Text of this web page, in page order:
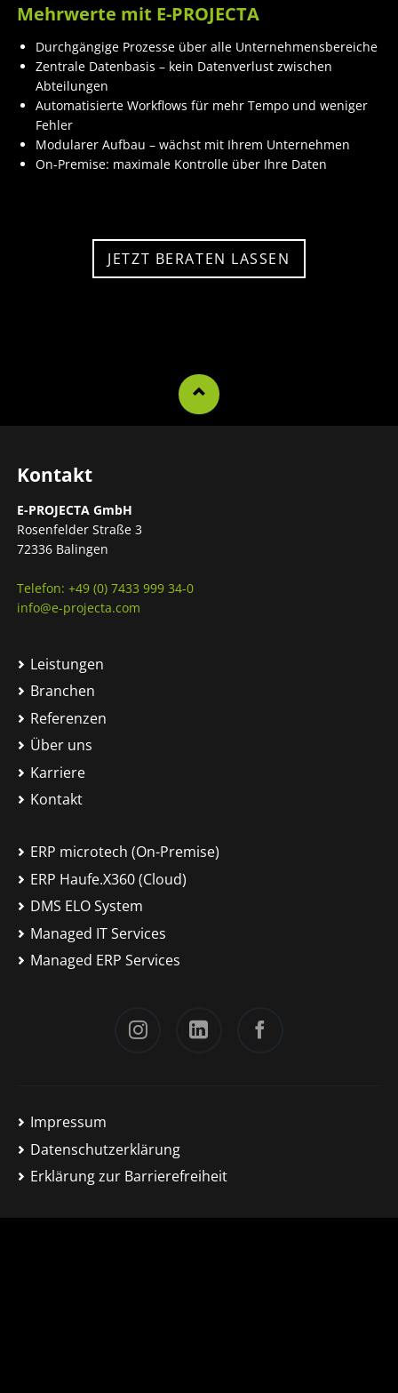
Mehrwerte mit E-PROJECTA
Durchgängige Prozesse über alle Unternehmensbereiche
Zentrale Datenbasis – kein Datenverlust zwischen
Abteilungen
Automatisierte Workflows für mehr Tempo und weniger
Fehler
Modularer Aufbau – wächst mit Ihrem Unternehmen
On-Premise: maximale Kontrolle über Ihre Daten
JETZT BERATEN LASSEN
Kontakt
E-PROJECTA GmbH
Rosenfelder Straße 3
72336 Balingen
Telefon: +49 (0) 7433 999 34-0
info@e-projecta.com
Leistungen
Branchen
Referenzen
Über uns
Karriere
Kontakt
ERP microtech (On-Premise)
ERP Haufe.X360 (Cloud)
DMS ELO System
Managed IT Services
Managed ERP Services
Impressum
Datenschutzerklärung
Erklärung zur Barrierefreiheit